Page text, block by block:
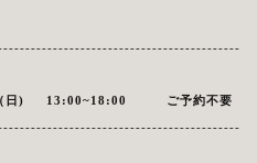
（日) 13:00~18:00 ご予約不要